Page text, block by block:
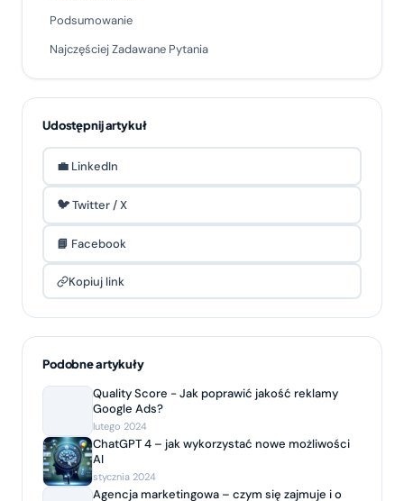
Podsumowanie
Najczęściej Zadawane Pytania
Udostępnij artykuł
💼 LinkedIn
🐦 Twitter / X
📘 Facebook
Kopiuj link
Podobne artykuły
Quality Score - Jak poprawić jakość reklamy
Google Ads?
lutego 2024
ChatGPT 4 – jak wykorzystać nowe możliwości
AI
stycznia 2024
Agencja marketingowa – czym się zajmuje i o